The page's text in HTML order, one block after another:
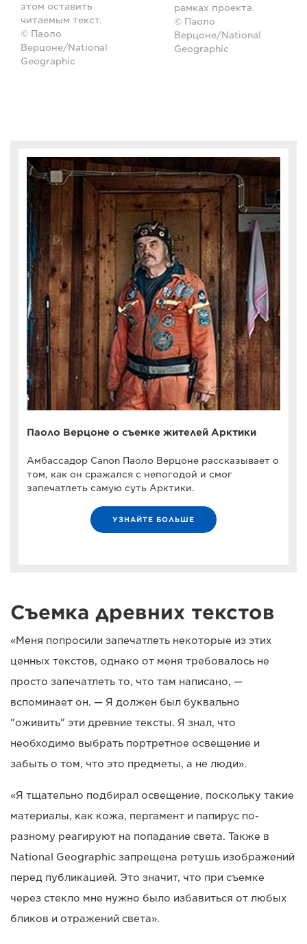
этом оставить
читаемым текст.
© Паоло
Верцоне/National
Geographic
рамках проекта.
© Паоло
Верцоне/National
Geographic
Паоло Верцоне о съемке жителей Арктики
Амбассадор Canon Паоло Верцоне рассказывает о
том, как он сражался с непогодой и смог
запечатлеть самую суть Арктики.
УЗНАЙТЕ БОЛЬШЕ
Съемка древних текстов
«Меня попросили запечатлеть некоторые из этих
ценных текстов, однако от меня требовалось не
просто запечатлеть то, что там написано, —
вспоминает он. — Я должен был буквально
"оживить" эти древние тексты. Я знал, что
необходимо выбрать портретное освещение и
забыть о том, что это предметы, а не люди».
«Я тщательно подбирал освещение, поскольку такие
материалы, как кожа, пергамент и папирус по-
разному реагируют на попадание света. Также в
National Geographic запрещена ретушь изображений
перед публикацией. Это значит, что при съемке
через стекло мне нужно было избавиться от любых
бликов и отражений света».